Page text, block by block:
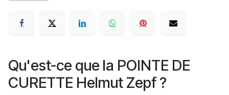
Qu'est-ce que la POINTE DE
CURETTE Helmut Zepf ?